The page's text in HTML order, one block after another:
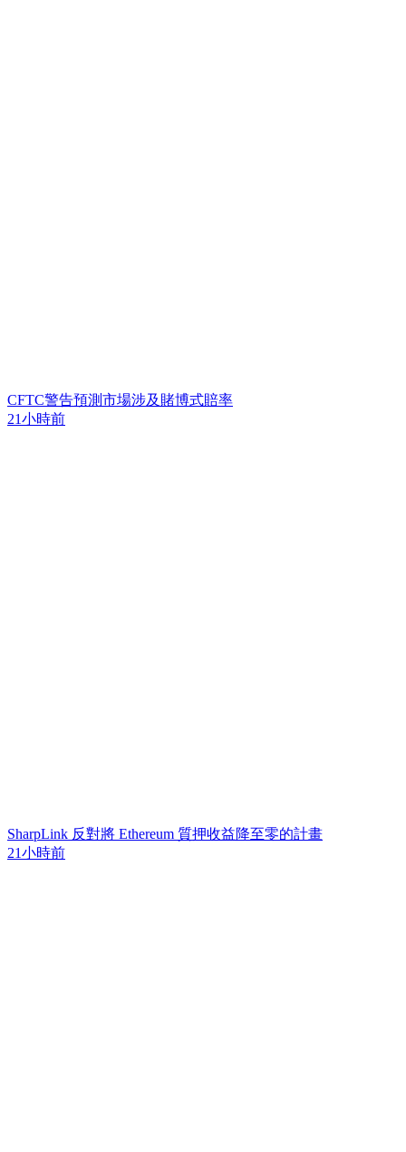
CFTC警告預測市場涉及賭博式賠率
21小時前
SharpLink 反對將 Ethereum 質押收益降至零的計畫
21小時前